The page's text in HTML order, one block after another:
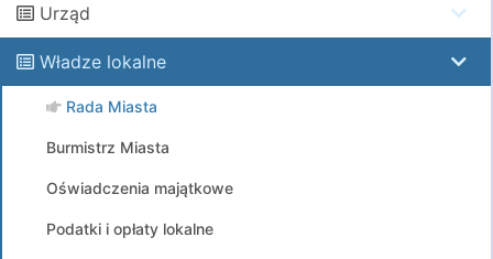
Urząd
Władze lokalne
Rada Miasta
Burmistrz Miasta
Oświadczenia majątkowe
Podatki i opłaty lokalne